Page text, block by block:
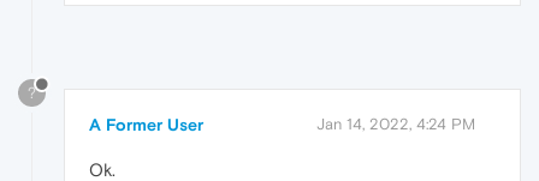
?
A Former User Jan 14, 2022, 4:24 PM
Ok.